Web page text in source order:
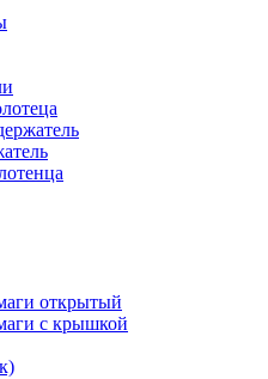
открытый
с крышкой